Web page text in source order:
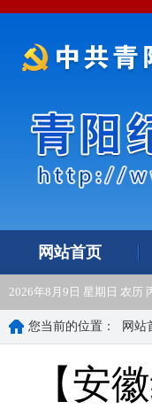
网站首页
2026年8月9日 星期日 农历
您当前的位置： 网站
【安